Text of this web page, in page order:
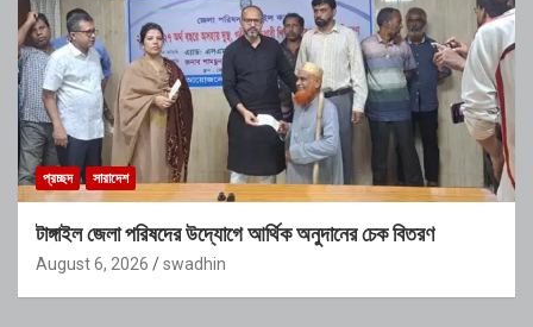
প্রচ্ছদ সারাদেশ
টাঙ্গাইল জেলা পরিষদের উদ্যোগে আর্থিক অনুদানের চেক বিতরণ
August 6, 2026 swadhin